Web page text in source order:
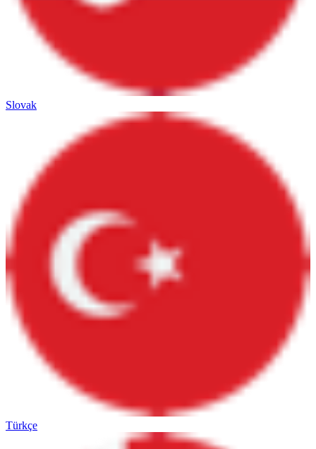
Slovak
Türkçe